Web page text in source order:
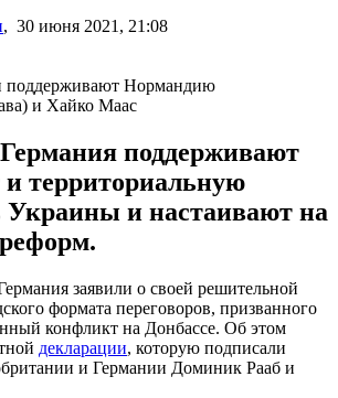
, 30 июня 2021, 21:08
и Хайко Маас
поддерживают
и территориальную
Украины и настаивают на
заявили о своей решительной
формата переговоров, призванного
конфликт на Донбассе. Об этом
декларации, которую подписали
и Германии Доминик Рааб и